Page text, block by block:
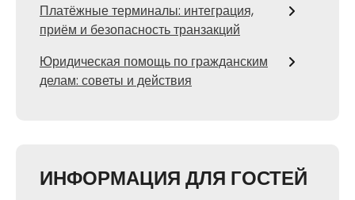
Платёжные терминалы: интеграция,
приём и безопасность транзакций
Юридическая помощь по гражданским
делам: советы и действия
ИНФОРМАЦИЯ ДЛЯ ГОСТЕЙ